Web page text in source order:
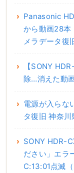
Panasonic
から動画28本
メラデータ復
【SONY
除…消えた動
電源が入らな
タ復旧 神奈
SONY HDR-
ださい」エラ
C:13:01点滅